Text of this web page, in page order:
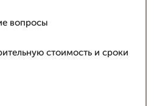
вопросы
стоимость и сроки